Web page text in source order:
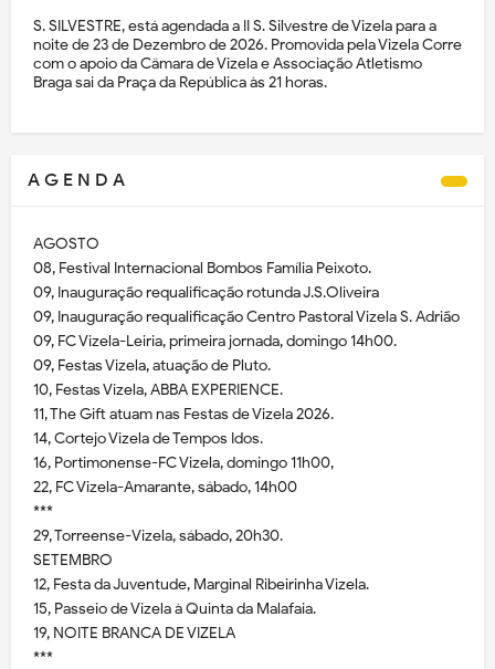
S. SILVESTRE, está agendada a II S. Silvestre de Vizela para a
noite de 23 de Dezembro de 2026. Promovida pela Vizela Corre
com o apoio da Câmara de Vizela e Associação Atletismo
Braga sai da Praça da República às 21 horas.
A G E N D A
AGOSTO
08, Festival Internacional Bombos Família Peixoto.
09, Inauguração requalificação rotunda J.S.Oliveira
09, Inauguração requalificação Centro Pastoral Vizela S. Adrião
09, FC Vizela-Leiria, primeira jornada, domingo 14h00.
09, Festas Vizela, atuação de Pluto.
10, Festas Vizela, ABBA EXPERIENCE.
11, The Gift atuam nas Festas de Vizela 2026.
14, Cortejo Vizela de Tempos Idos.
16, Portimonense-FC Vizela, domingo 11h00,
22, FC Vizela-Amarante, sábado, 14h00
***
29, Torreense-Vizela, sábado, 20h30.
SETEMBRO
12, Festa da Juventude, Marginal Ribeirinha Vizela.
15, Passeio de Vizela à Quinta da Malafaia.
19, NOITE BRANCA DE VIZELA
***